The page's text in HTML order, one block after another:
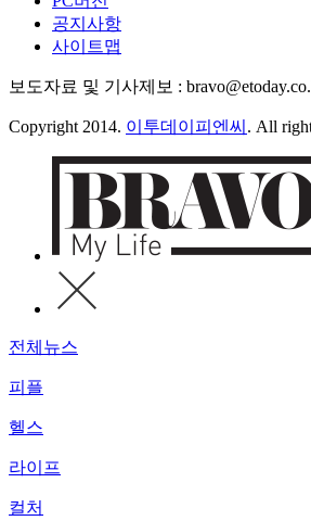
공지사항
사이트맵
보도자료 및 기사제보 :
Copyright 2014. 이투데이피엔씨 . All
전체뉴스
피플
헬스
라이프
컬처